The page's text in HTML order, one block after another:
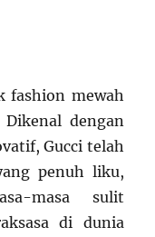
fashion mewah
dengan
Gucci telah
penuh liku,
masa sulit
di dunia